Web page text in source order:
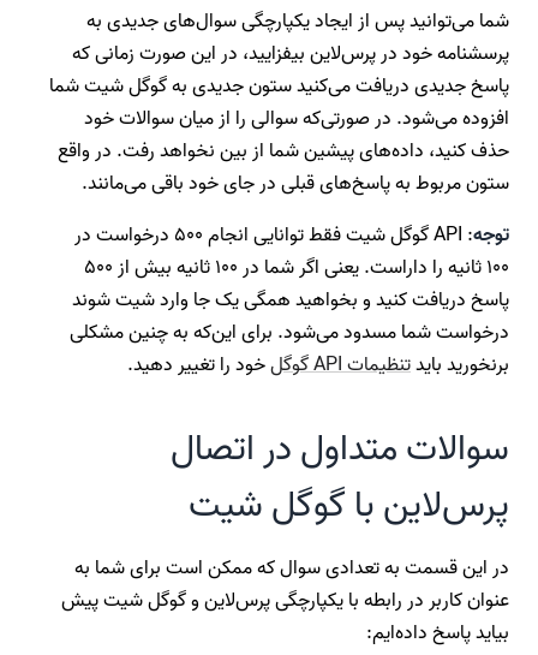
شما می‌توانید پس از ایجاد یکپارچگی سوال‌های جدیدی به
پرسشنامه خود در پرس‌لاین بیفزایید، در این صورت زمانی که
پاسخ جدیدی دریافت می‌کنید ستون جدیدی به گوگل شیت شما
افزوده می‌شود. در صورتی‌که سوالی را از میان سوالات خود
حذف کنید، داده‌های پیشین شما از بین نخواهد رفت. در واقع
ستون مربوط به پاسخ‌های قبلی در جای خود باقی می‌مانند.
توجه
: API گوگل شیت فقط توانایی انجام ۵۰۰ درخواست در
۱۰۰ ثانیه را داراست. یعنی اگر شما در ۱۰۰ ثانیه بیش از ۵۰۰
پاسخ دریافت کنید و بخواهید همگی یک جا وارد شیت شوند
درخواست شما مسدود می‌شود. برای این‌که به چنین مشکلی
برنخورید بایدتنظیمات API‌ گوگل خود را تغییر دهید.
سوالات متداول در اتصال
پرس‌لاین با گوگل شیت
در این قسمت به تعدادی سوال که ممکن است برای شما به
عنوان کاربر در رابطه با یکپارچگی پرس‌لاین و گوگل شیت پیش
بیاید پاسخ داده‌ایم: